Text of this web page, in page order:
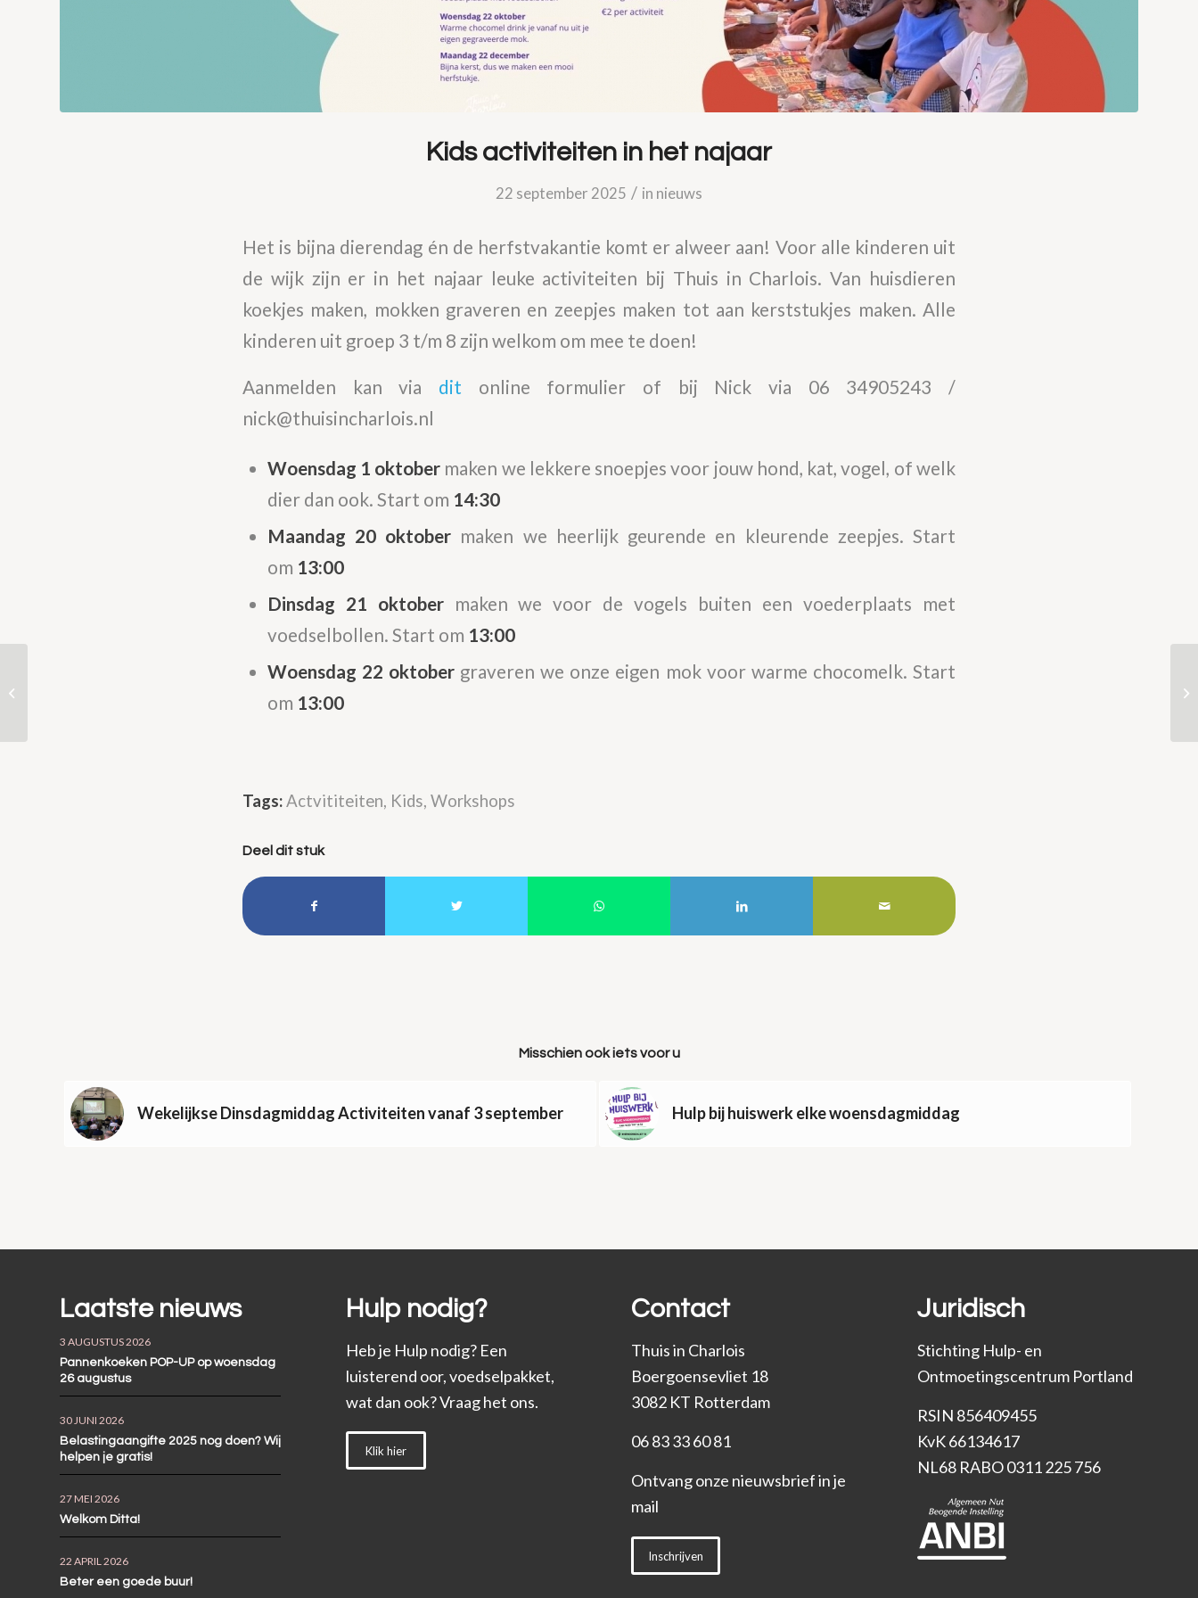
Kids activiteiten in het najaar
22 september 2025 / in nieuws
Het is bijna dierendag én de herfstvakantie komt er alweer aan! Voor alle kinderen uit
de wijk zijn er in het najaar leuke activiteiten bij Thuis in Charlois. Van huisdieren
koekjes maken, mokken graveren en zeepjes maken tot aan kerststukjes maken. Alle
kinderen uit groep 3 t/m 8 zijn welkom om mee te doen!
Aanmelden kan via dit online formulier of bij Nick via 06 34905243 /
nick@thuisincharlois.nl
Woensdag 1 oktober maken we lekkere snoepjes voor jouw hond, kat, vogel, of welk
dier dan ook. Start om 14:30
Maandag 20 oktober maken we heerlijk geurende en kleurende zeepjes. Start
om 13:00
Dinsdag 21 oktobermaken we voor de vogels buiten een voederplaats met
voedselbollen. Start om 13:00
Woensdag 22 oktobergraveren we onze eigen mok voor warme chocomelk. Start
om 13:00
Tags:Actvititeiten, Kids, Workshops
Deel dit stuk
Misschien ook iets voor u
Wekelijkse Dinsdagmiddag Activiteiten vanaf 3 september Hulp bij huiswerk elke woensdagmiddag
Laatste nieuws
3 AUGUSTUS 2026
Pannenkoeken POP-UP op woensdag
26 augustus
30 JUNI 2026
Belastingaangifte 2025 nog doen? Wij
helpen je gratis!
27 MEI 2026
Welkom Ditta!
22 APRIL 2026
Beter een goede buur!
Hulp nodig?
Heb je Hulp nodig? Een
luisterend oor, voedselpakket,
wat dan ook? Vraag het ons.
Klik hier
Contact
Thuis in Charlois
Boergoensevliet 18
3082 KT Rotterdam
06 83 33 60 81
Ontvang onze nieuwsbrief in je
mail
Inschrijven
Juridisch
Stichting Hulp- en
Ontmoetingscentrum Portland
RSIN 856409455
KvK 66134617
NL68 RABO 0311 225 756